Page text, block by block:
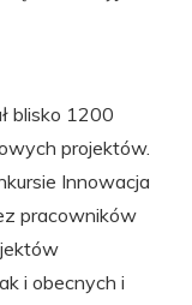
blisko 1200
projektów.
Innowacja
pracowników
i obecnych i